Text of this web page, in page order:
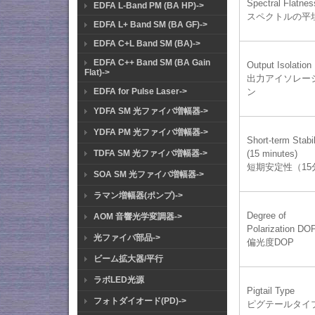
EDFA L-Band PM (BA HP)->
EDFA L+ Band SM (BA GF)->
EDFA C+L Band SM (BA)->
EDFA C++ Band SM (BA Gain
Flat)->
EDFA for Pulse Laser->
YDFA SM 光ファイバ増幅器->
YDFA PM 光ファイバ増幅器->
TDFA SM 光ファイバ増幅器->
SOA SM 光ファイバ増幅器->
ラマン増幅器(ポンプ)->
AOM 音響光学変調器->
光ファイバ部品->
ビーム拡大器/平行
ラボLED光源
フォトダイオード(PD)->
Spectral
スペクトルの平
Output Isolation
出力アイソレー
ン
Short-term
(15 minutes)
短期安定性（15
Degree of
Polarization
偏光度DOP
Pigtail Type
ピグテールタイ